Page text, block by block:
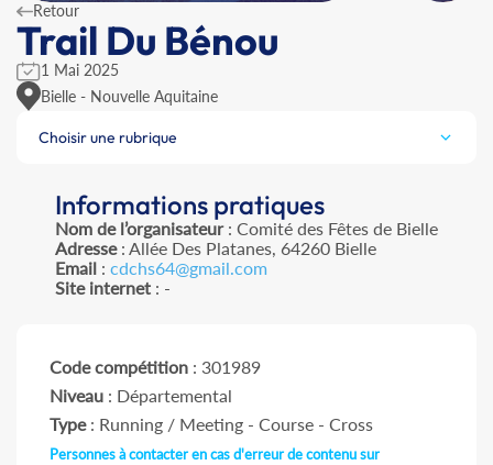
Retour
Trail Du Bénou
1 Mai 2025
Bielle - Nouvelle Aquitaine
Choisir une rubrique
Informations pratiques
Nom de l’organisateur: Comité des Fêtes de Bielle
Adresse: Allée Des Platanes, 64260 Bielle
Email : cdchs64@gmail.com
Site internet : -
Code compétition : 301989
Niveau : Départemental
Type: Running / Meeting - Course - Cross
Personnes à contacter en cas d'erreur de contenu sur